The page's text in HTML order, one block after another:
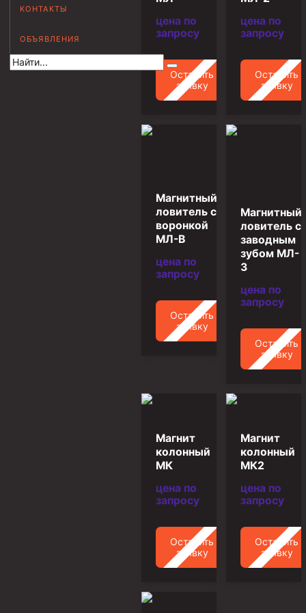
КОНТАКТЫ
ОБЪЯВЛЕНИЯ
Муфта НКВ 60
Муфта НКТ 60
цена по
запросу
Оставить
заявку
цена по
запросу
Оставить
заявку
Магнитный
ловитель с
воронкой
МЛ-В
цена по
запросу
Оставить
заявку
Магнитный
ловитель с
заводным
зубом МЛ-
З
цена по
запросу
Оставить
заявку
Магнит
колонный
МК
цена по
запросу
Оставить
заявку
Магнит
колонный
МК2
цена по
запросу
Оставить
заявку